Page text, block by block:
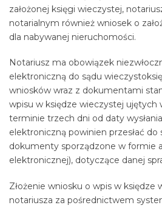
założonej księgi wieczystej,
notarialnym również wniosek o
dla nabywanej nieruchomości.
Notariusz ma obowiązek
elektroniczną do sądu
wniosków wraz z dokumentami
wpisu w księdze wieczystej ujętych
terminie trzech dni od daty
elektroniczną powinien przesłać do
dokumenty sporządzone w formie
elektronicznej), dotyczące danej
Złożenie wniosku o wpis w księdze
notariusza za pośrednictwem